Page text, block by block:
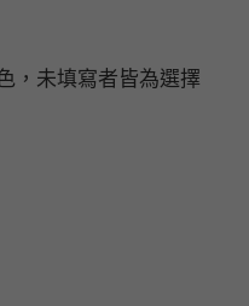
，未填寫者皆為選擇